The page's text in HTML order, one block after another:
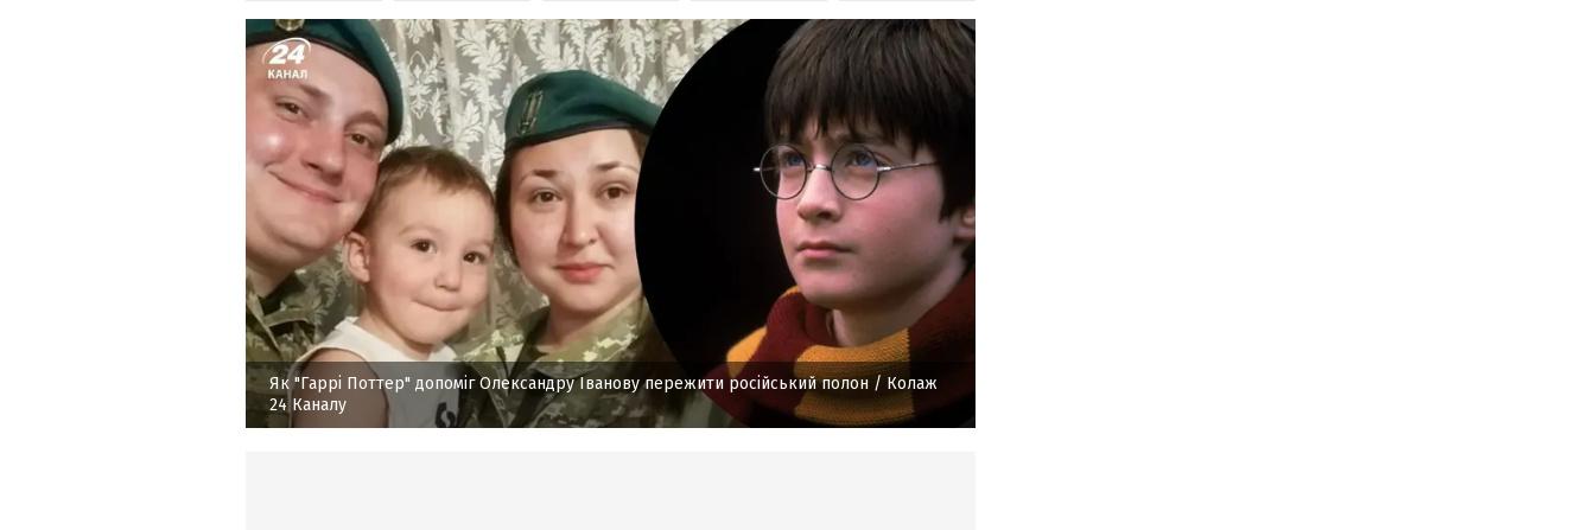
Як "Гаррі Поттер" допоміг Олександру Іванову пережити російський полон / Колаж
24 Каналу